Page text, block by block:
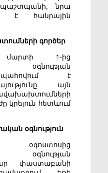
պաշտպանի, նրա
է հանրային
գործեր
1-ից
օգնության
է
այն
կրելուն հետևում
օգնություն
օգնության
փաստաբանի